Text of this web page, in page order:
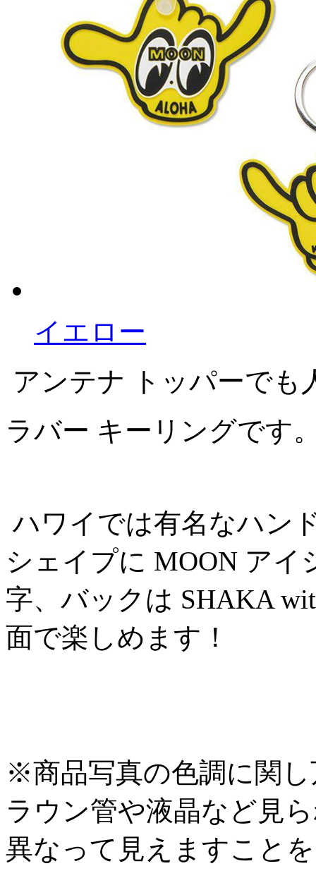
イエロー
アンテナ トッパーでも
ラバー キーリングです
ハワイでは有名なハン
シェイプに MOON ア
字、バックは SHAKA
面で楽しめます！
※商品写真の色調に関
ラウン管や液晶など見
異なって見えますこと